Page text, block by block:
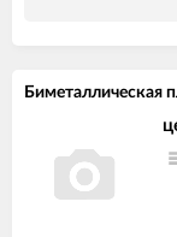
Биметаллическая